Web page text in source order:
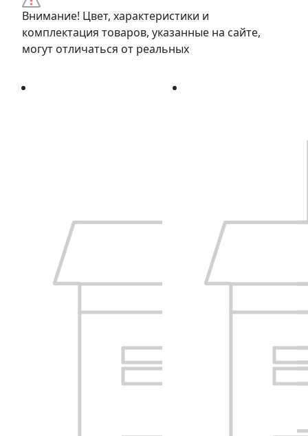
Внимание! Цвет, характеристики и
комплектация товаров, указанные на сайте,
могут отличаться от реальных